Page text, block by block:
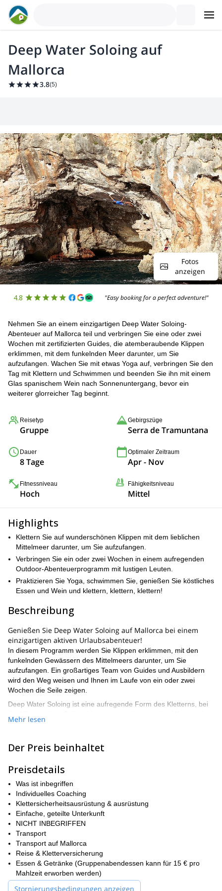
Deep Water Soloing auf
Mallorca
3.8(5)
Fotos
anzeigen
4.8 "Easy booking for a perfect adventure!"
Nehmen Sie an einem einzigartigen Deep Water Soloing-
Abenteuer auf Mallorca teil und verbringen Sie eine oder zwei
Wochen mit zertifizierten Guides, die atemberaubende Klippen
erklimmen, mit dem funkelnden Meer darunter, um Sie
aufzufangen. Wachen Sie mit etwas Yoga auf, verbringen Sie den
Tag mit Klettern und Schwimmen und beenden Sie ihn mit einem
Glas spanischem Wein nach Sonnenuntergang, bevor ein
weiterer glorreicher Tag beginnt.
Reisetyp
Gruppe
Gebirgszüge
Serra de Tramuntana
Dauer
8 Tage
Optimaler Zeitraum
Apr - Nov
Fitnessniveau
Hoch
Fähigkeitsniveau
Mittel
Highlights
Klettern Sie auf wunderschönen Klippen mit dem lieblichen
Mittelmeer darunter, um Sie aufzufangen.
Verbringen Sie ein oder zwei Wochen in einem aufregenden
Outdoor-Abenteuerprogramm mit lustigen Leuten.
Praktizieren Sie Yoga, schwimmen Sie, genießen Sie köstliches
Essen und Wein und klettern, klettern, klettern!
Beschreibung
Genießen Sie Deep Water Soloing auf Mallorca bei einem
einzigartigen aktiven Urlaubsabenteuer!
In diesem Programm werden Sie Klippen erklimmen, mit den
funkelnden Gewässern des Mittelmeers darunter, um Sie
aufzufangen. Ein großartiges Team von Guides und Ausbildern
wird den Weg weisen und Ihnen im Laufe von ein oder zwei
Wochen die Seile zeigen.
Deep Water Soloing ist eine aufregende Form des Kletterns, bei
Polster darunter. Obwohl es anfangs einschüchternd wirken mag,
um Vertrauen zu gewinnen und diesen aufregenden Sport und
das Outdoor-Abenteuer wirklich zu genießen.
Ein typischer Tag beginnt mit einem entspannten Aufwachen,
dann, um 10:30 Uhr, etwas Spaß an den Felsen. Wir beginnen
mit einem Aufwärmen und lernen dann die notwendigen
Techniken, einschließlich wie man ins Wasser fällt und
Überhänge, um den Tag zu meistern. Dann verbringen wir den
Tag mit Üben, machen eine Mittagspause und steigern dann die
Intensität unserer Klettereien, während wir Fortschritte machen.
Wenn wir für den Tag fertig sind, halten wir an, um in einer
lokalen Strandbar abzuhängen, und kehren dann für ein leckeres
Abendessen und ein Glas Wein zurück.
Beachten Sie, dass Sie kein Experte sein müssen, um an diesem
Mehr lesen
Der Preis beinhaltet
Preisdetails
Was ist inbegriffen
Individuelles Coaching
Klettersicherheitsausrüstung & ausrüstung
Einfache, geteilte Unterkunft
NICHT INBEGRIFFEN
Transport
Transport auf Mallorca
Reise & Kletterversicherung
Essen & Getränke (Gruppenabendessen kann für 15 € pro
Mahlzeit erworben werden)
Stornierungsbedingungen anzeigen